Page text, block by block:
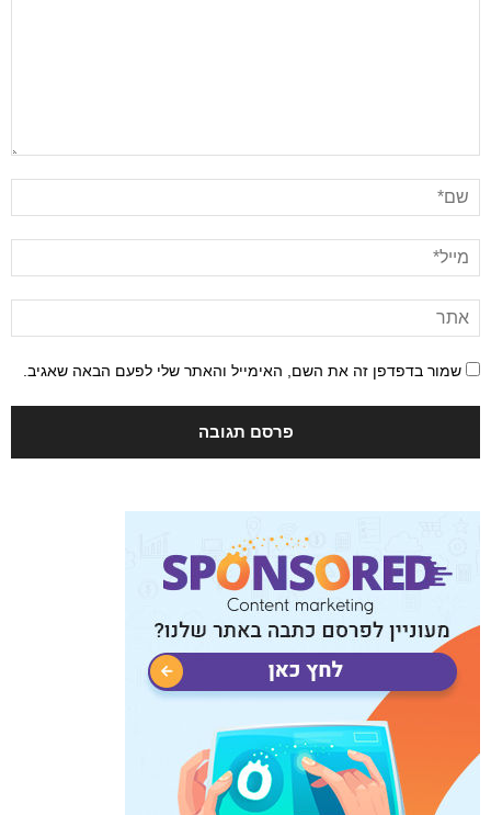
שמור בדפדפן זה את השם, האימייל והאתר שלי לפעם הבאה שאגיב.